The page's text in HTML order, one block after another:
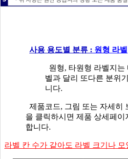
사용 용도별 분류 : 원형 라벨
원형, 타원형 라벨지는
벨과 달리 또다른 분위
니다.
제품코드, 그림 또는 자세히
을 클릭하시면 제품 상세페이
합니다.
라벨 칸 수가 같아도 라벨 크기나